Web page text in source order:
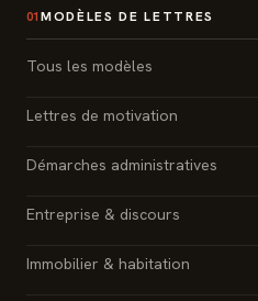
01 MODÈLES DE LETTRES
Tous les modèles
Lettres de motivation
Démarches administratives
Entreprise & discours
Immobilier & habitation